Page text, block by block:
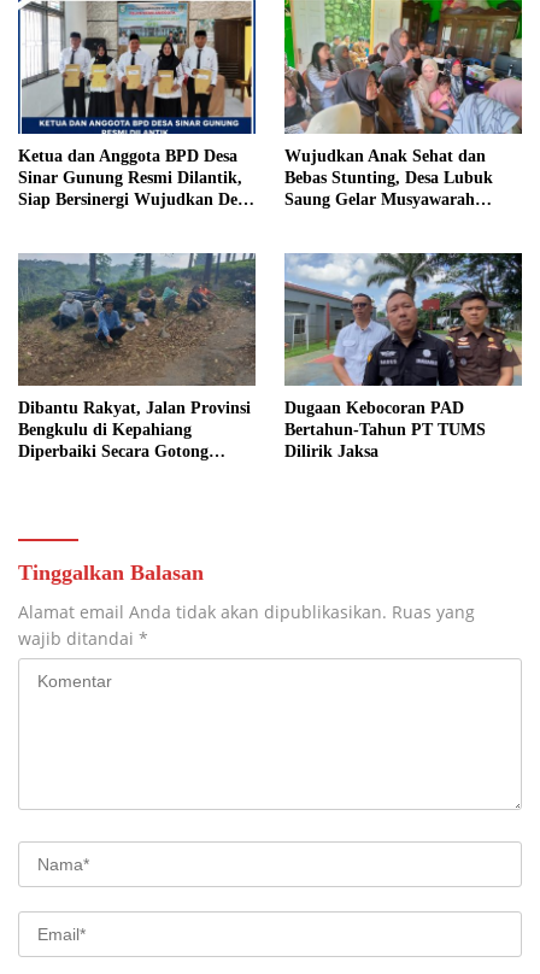
Penjara
Ketua dan Anggota BPD Desa
Sinar Gunung Resmi Dilantik,
Siap Bersinergi Wujudkan Desa
Wujudkan Anak Sehat dan
Bebas Stunting, Desa Lubuk
Saung Gelar Musyawarah
Dibantu Rakyat, Jalan Provinsi
Bengkulu di Kepahiang
Diperbaiki Secara Gotong
Dugaan Kebocoran PAD
Bertahun-Tahun PT TUMS
Dilirik Jaksa
Tinggalkan Balasan
Alamat email Anda tidak akan dipublikasikan. Ruas yang
wajib ditandai *